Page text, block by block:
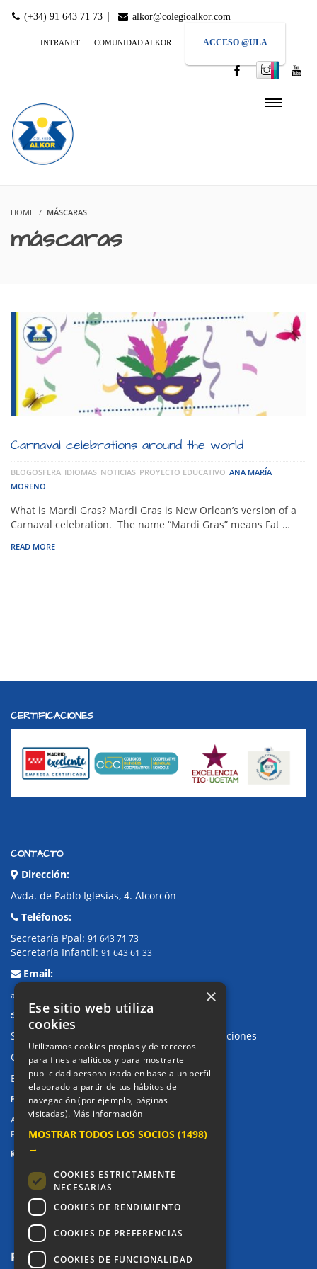
(+34) 91 643 71 73 | alkor@colegioalkor.com
INTRANET COMUNIDAD ALKOR ACCESO @ULA
HOME MÁSCARAS
máscaras
Carnaval celebrations around the world
BLOGOSFERA IDIOMAS NOTICIAS PROYECTO EDUCATIVO ANA MARÍA
MORENO
What is Mardi Gras? Mardi Gras is New Orlean’s version of a
Carnaval celebration. The name “Mardi Gras” means Fat …
READ MORE
CERTIFICACIONES
CONTACTO
Dirección:
Avda. de Pablo Iglesias, 4. Alcorcón
Teléfonos:
Secretaría Ppal: 91 643 71 73
Secretaría Infantil: 91 643 61 33
Email:
alkor@colegioalkor.com
SUGERENCIAS Y CANAL DE DENUNCIAS
Sugerencias, Quejas, Reclamaciones y Felicitaciones
Canal de denuncias
Buzón denuncia drogas CM
PRIVACIDAD
Aviso legal / Política de privacidad
Política de Cookies
REDES SOCIALES
×
Ese sitio web utiliza
cookies
Utilizamos cookies propias y de terceros
para fines analíticos y para mostrarte
publicidad personalizada en base a un perfil
elaborado a partir de tus hábitos de
navegación (por ejemplo, páginas
visitadas). Más información
MOSTRAR TODOS LOS SOCIOS (1498)
→
COOKIES ESTRICTAMENTE
NECESARIAS
COOKIES DE RENDIMIENTO
COOKIES DE PREFERENCIAS
COOKIES DE FUNCIONALIDAD